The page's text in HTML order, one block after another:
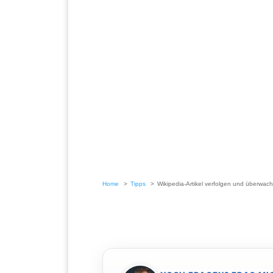
Home Tipps Wikipedia-Artikel verfolgen und